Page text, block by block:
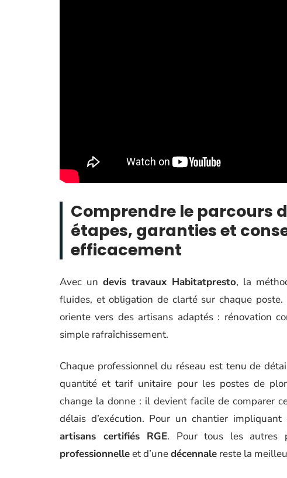
Comprendre le parcours
étapes, garanties et
efficacement
Avec undevis travaux Habitatpresto, la
fluides, et obligation de clarté sur chaque
oriente vers des artisans adaptés : rénovation
simple rafraîchissement.
Chaque professionnel du réseau est tenu de
quantité et tarif unitaire pour les postes de
change la donne : il devient facile de comparer
délais d’exécution. Pour un chantier
artisans certifiés RGE. Pour tous les autres
professionnelleet d’unedécennale reste la